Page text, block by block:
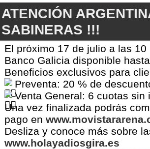
ATENCIÓN
SABINERAS !!!
El próximo 17 de julio a las
Banco Galicia disponible
Beneficios exclusivos para
Preventa: 20 % de
Venta General: 6 cuotas sin
Una vez finalizada podrás
pago en
Desliza y conoce más sobre
www.holayadiosgira.es